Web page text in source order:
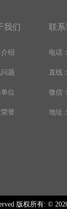
我们
绍
题
位
誉
联系
电话
直线
微信
地址
版权所有: ©